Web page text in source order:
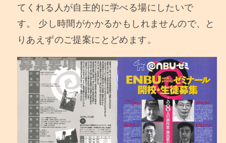
てくれる人が自主的に学べる場にしたいで
す。 少し時間がかかるかもしれませんので、と
りあえずのご提案にとどめます。